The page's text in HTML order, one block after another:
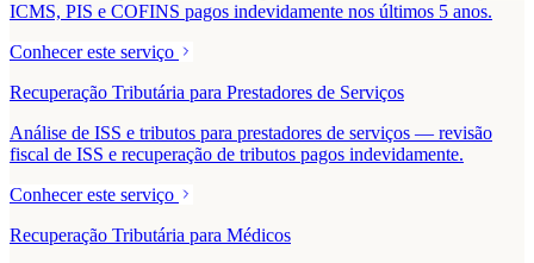
ICMS, PIS e COFINS pagos indevidamente nos últimos 5 anos.
Conhecer este serviço
Recuperação Tributária para Prestadores de Serviços
Análise de ISS e tributos para prestadores de serviços — revisão
fiscal de ISS e recuperação de tributos pagos indevidamente.
Conhecer este serviço
Recuperação Tributária para Médicos